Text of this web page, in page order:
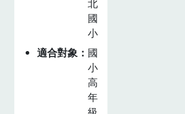
的過程中，認識
式，透過食農教
育課程，他們的
己所種植的地瓜
北
國
小
適合對象
國
小
高
年